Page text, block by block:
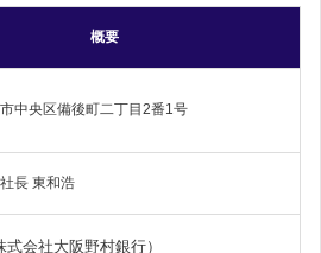
概要
中央区備後町二丁目2番1号
長 東和浩
式会社大阪野村銀行）